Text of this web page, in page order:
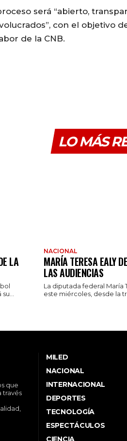
será “abierto,
con el objetivo
de la CNB.
LO MÁS
LA
NACIONAL
MARÍA TERESA EALY
LAS AUDIENCIAS
La diputada federal María
este miércoles, desde la
que
través
MILED
NACIONAL
INTERNACIONAL
DEPORTES
TECNOLOGÍA
ESPECTÁCULOS
CIENCIA